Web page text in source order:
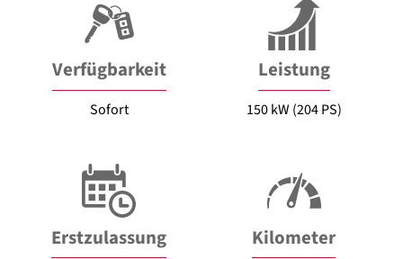
Verfügbarkeit
Sofort
Leistung
150 kW (204 PS)
Erstzulassung Kilometer